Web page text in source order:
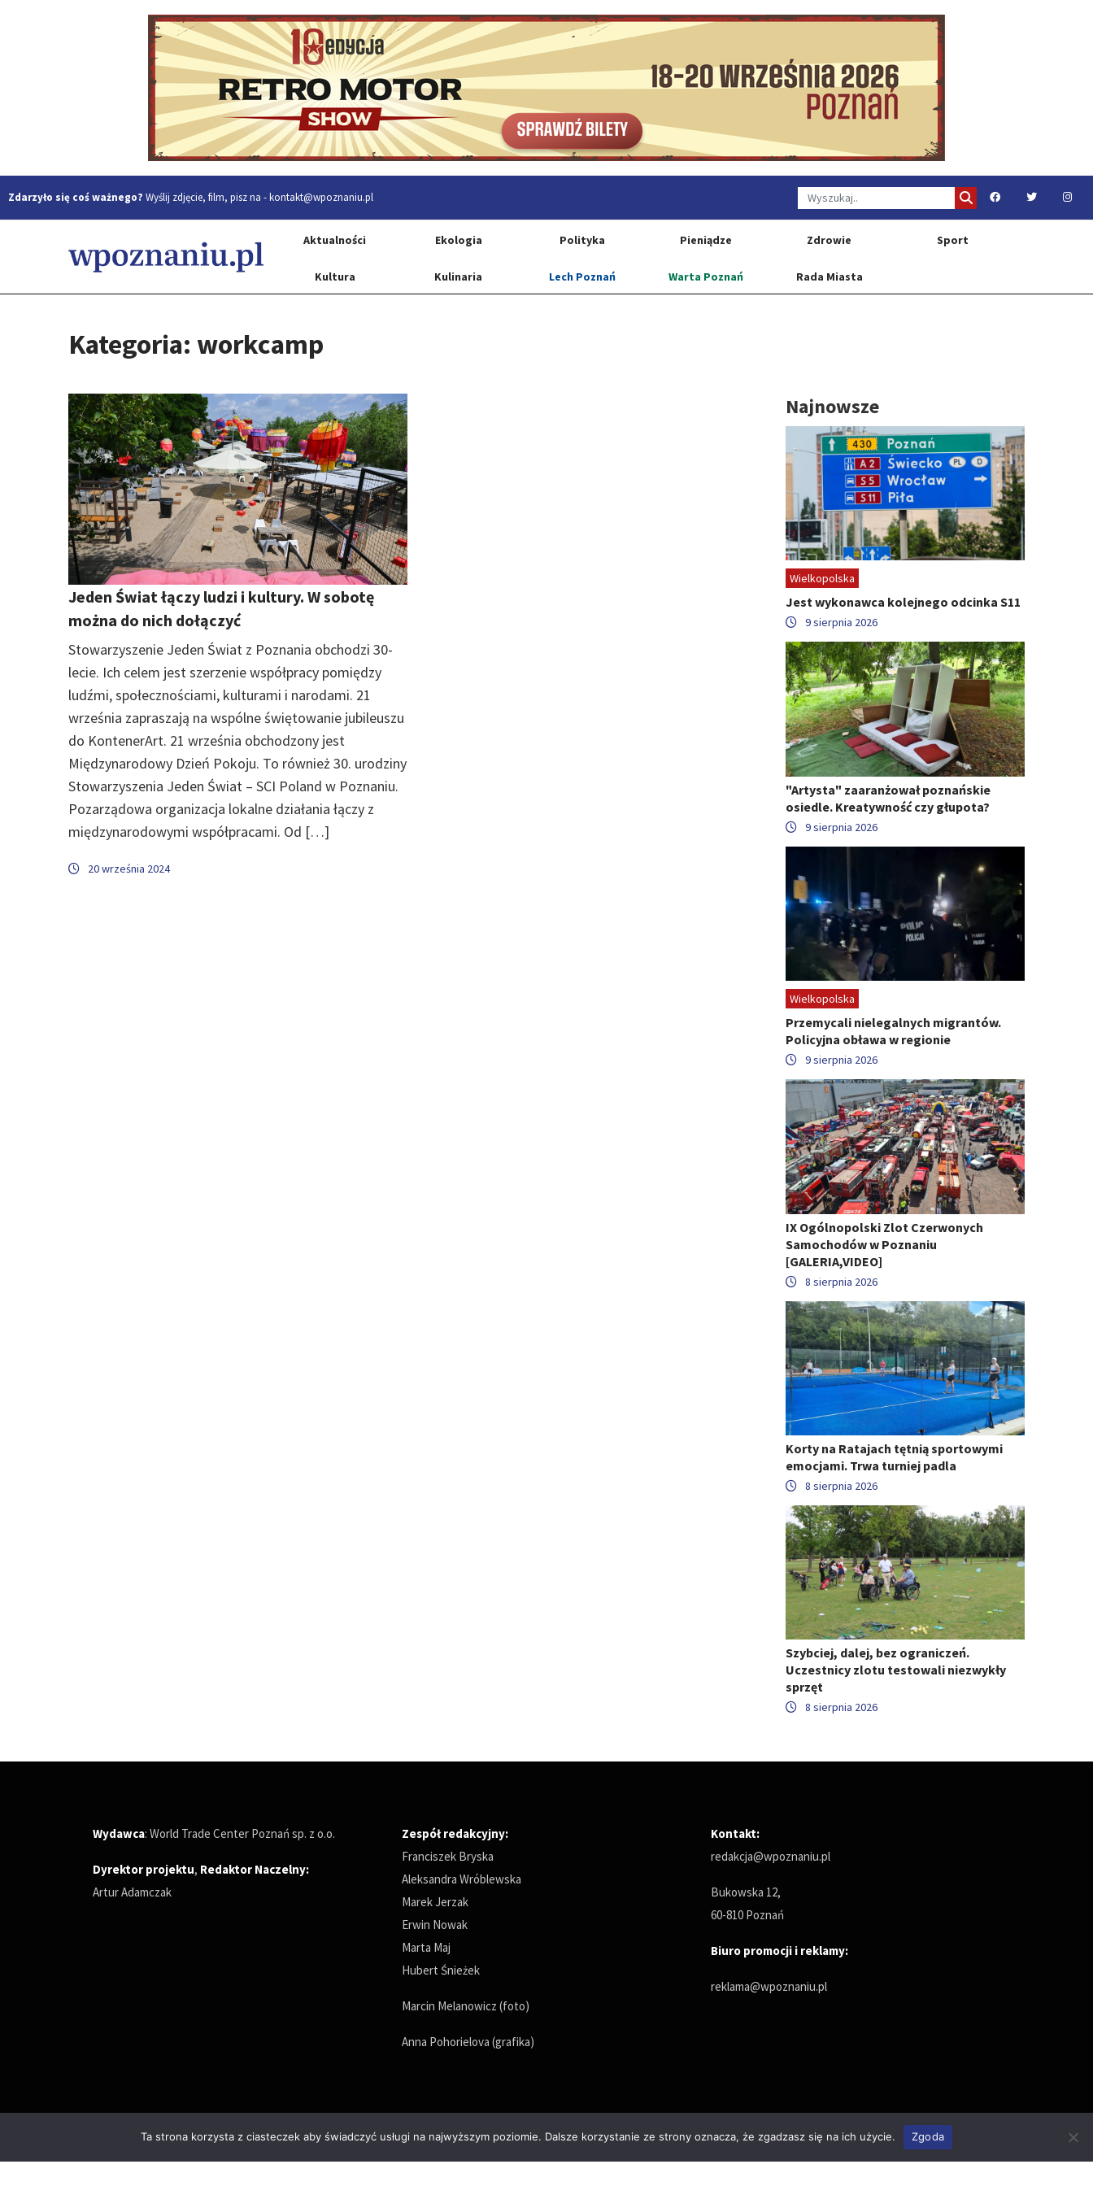
Zdarzyło się coś ważnego? Wyślij zdjęcie, film, pisz na -kontakt@wpoznaniu.pl
Aktualności Ekologia Polityka Pieniądze Zdrowie Sport
Kultura Kulinaria Lech Poznań Warta Poznań Rada Miasta
Kategoria: workcamp
Jeden Świat łączy ludzi i kultury. W sobotę
można do nich dołączyć
Stowarzyszenie Jeden Świat z Poznania obchodzi 30-
lecie. Ich celem jest szerzenie współpracy pomiędzy
ludźmi, społecznościami, kulturami i narodami. 21
września zapraszają na wspólne świętowanie jubileuszu
do KontenerArt. 21 września obchodzony jest
Międzynarodowy Dzień Pokoju. To również 30. urodziny
Stowarzyszenia Jeden Świat – SCI Poland w Poznaniu.
Pozarządowa organizacja lokalne działania łączy z
międzynarodowymi współpracami. Od […]
20 września 2024
Najnowsze
Wielkopolska
Jest wykonawca kolejnego odcinka S11
9 sierpnia 2026
"Artysta" zaaranżował poznańskie
osiedle. Kreatywność czy głupota?
9 sierpnia 2026
Wielkopolska
Przemycali nielegalnych migrantów.
Policyjna obława w regionie
9 sierpnia 2026
IX Ogólnopolski Zlot Czerwonych
Samochodów w Poznaniu
[GALERIA,VIDEO]
8 sierpnia 2026
Korty na Ratajach tętnią sportowymi
emocjami. Trwa turniej padla
8 sierpnia 2026
Szybciej, dalej, bez ograniczeń.
Uczestnicy zlotu testowali niezwykły
sprzęt
8 sierpnia 2026
Wydawca: World Trade Center Poznań sp. z o.o.
Dyrektor projektu, Redaktor Naczelny:
Artur Adamczak
Zespół redakcyjny:
Franciszek Bryska
Aleksandra Wróblewska
Marek Jerzak
Erwin Nowak
Marta Maj
Hubert Śnieżek
Marcin Melanowicz (foto)
Anna Pohorielova (grafika)
Kontakt:
redakcja@wpoznaniu.pl
Bukowska 12,
60-810 Poznań
Biuro promocji i reklamy:
reklama@wpoznaniu.pl
Ta strona korzysta z ciasteczek aby świadczyć usługi na najwyższym poziomie. Dalsze korzystanie ze strony oznacza, że zgadzasz się na ich użycie. Zgoda